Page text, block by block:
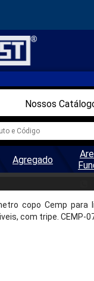
Nossos
Agregado
copo Cemp para
com tripe. CEMP-